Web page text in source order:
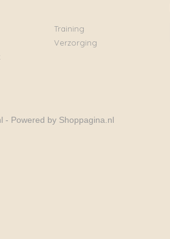
Training
Verzorging
- Powered by Shoppagina.nl